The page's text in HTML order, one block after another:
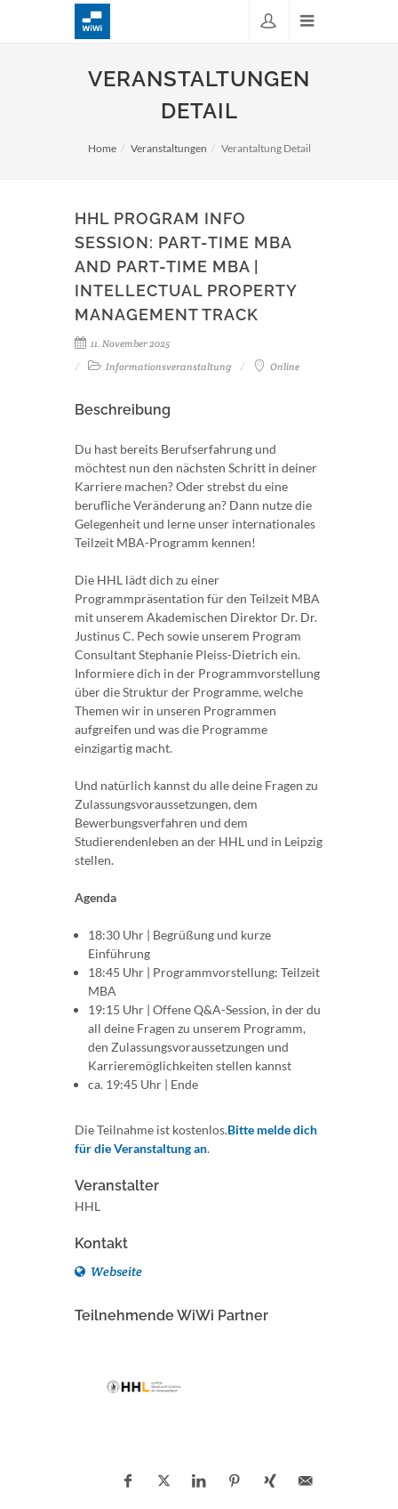
VERANSTALTUNGEN
DETAIL
Home Veranstaltungen Verantaltung Detail
HHL PROGRAM INFO
SESSION: PART-TIME MBA
AND PART-TIME MBA |
INTELLECTUAL PROPERTY
MANAGEMENT TRACK
11. November 2025
Informationsveranstaltung
Online
Beschreibung
Du hast bereits Berufserfahrung und
möchtest nun den nächsten Schritt in deiner
Karriere machen? Oder strebst du eine
berufliche Veränderung an? Dann nutze die
Gelegenheit und lerne unser internationales
Teilzeit MBA-Programm kennen!
Die HHL lädt dich zu einer
Programmpräsentation für den Teilzeit MBA
mit unserem Akademischen Direktor Dr. Dr.
Justinus C. Pech sowie unserem Program
Consultant Stephanie Pleiss-Dietrich ein.
Informiere dich in der Programmvorstellung
über die Struktur der Programme, welche
Themen wir in unseren Programmen
aufgreifen und was die Programme
einzigartig macht.
Und natürlich kannst du alle deine Fragen zu
Zulassungsvoraussetzungen, dem
Bewerbungsverfahren und dem
Studierendenleben an der HHL und in Leipzig
stellen.
Agenda
18:30 Uhr | Begrüßung und kurze
Einführung
18:45 Uhr | Programmvorstellung: Teilzeit
MBA
19:15 Uhr | Offene Q&A-Session, in der du
all deine Fragen zu unserem Programm,
den Zulassungsvoraussetzungen und
Karrieremöglichkeiten stellen kannst
ca. 19:45 Uhr | Ende
Die Teilnahme ist kostenlos.Bitte melde dich
für die Veranstaltung an.
Veranstalter
HHL
Kontakt
Webseite
Teilnehmende WiWi Partner